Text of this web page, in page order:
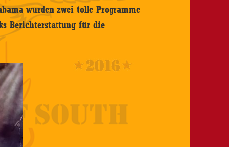
wurden zwei tolle Programme
Berichterstattung für die